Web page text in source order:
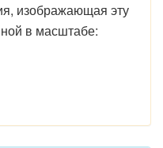
изображающая эту
в масштабе: